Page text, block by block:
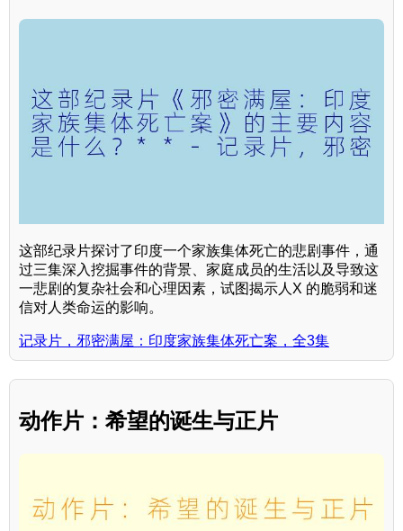
这部纪录片探讨了印度一个家族集体死亡的悲剧事件，通
过三集深入挖掘事件的背景、家庭成员的生活以及导致这
一悲剧的复杂社会和心理因素，试图揭示人X 的脆弱和迷
信对人类命运的影响。
记录片，邪密满屋：印度家族集体死亡案，全3集
动作片：希望的诞生与正片